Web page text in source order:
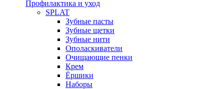
Профилактика и уход
SPLAT
Зубные пасты
Зубные щетки
Зубные нити
Ополаскиватели
Очищающие пенки
Крем
Ёршики
Наборы